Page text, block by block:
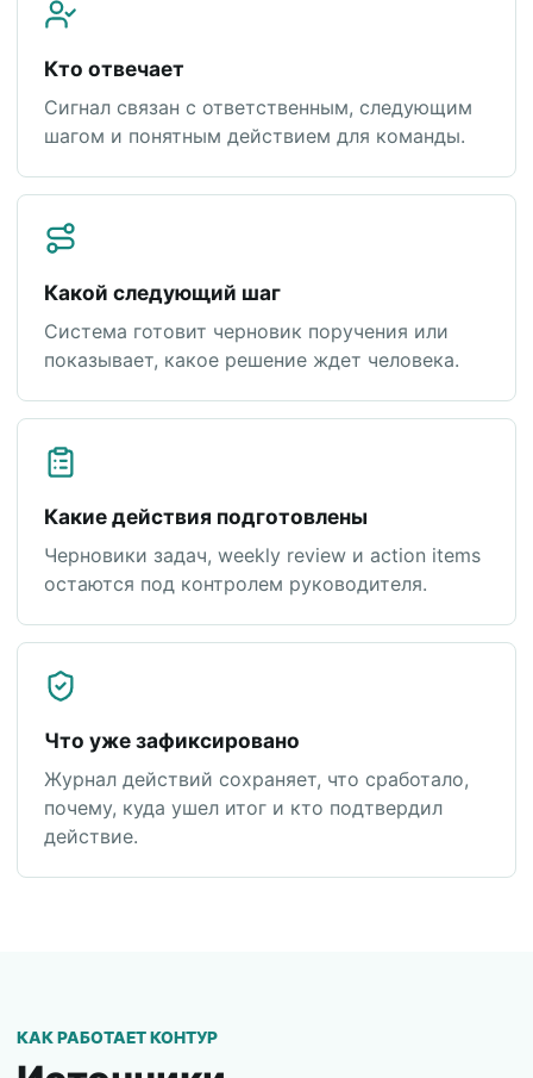
Кто отвечает
Сигнал связан с ответственным, следующим
шагом и понятным действием для команды.
Какой следующий шаг
Система готовит черновик поручения или
показывает, какое решение ждет человека.
Какие действия подготовлены
Черновики задач, weekly review и action items
остаются под контролем руководителя.
Что уже зафиксировано
Журнал действий сохраняет, что сработало,
почему, куда ушел итог и кто подтвердил
действие.
КАК РАБОТАЕТ КОНТУР